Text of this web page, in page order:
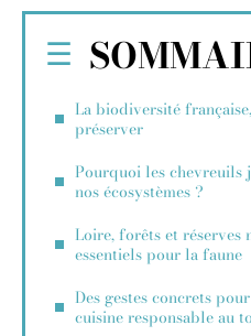
La biodiversité
préserver
Pourquoi les chevreuils
nos écosystèmes ?
Loire, forêts et réserves
essentiels pour la faune
Des gestes concrets
cuisine responsable au